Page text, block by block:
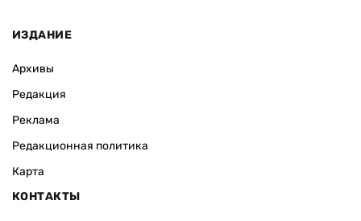
ИЗДАНИЕ
Архивы
Редакция
Реклама
Редакционная политика
Карта
КОНТАКТЫ